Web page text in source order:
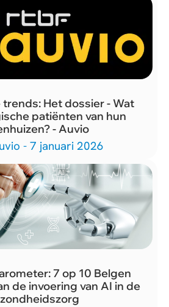
Het dossier - Wat
patiënten van hun
- Auvio
- 7 januari 2026
7 op 10 Belgen
de invoering van AI in de